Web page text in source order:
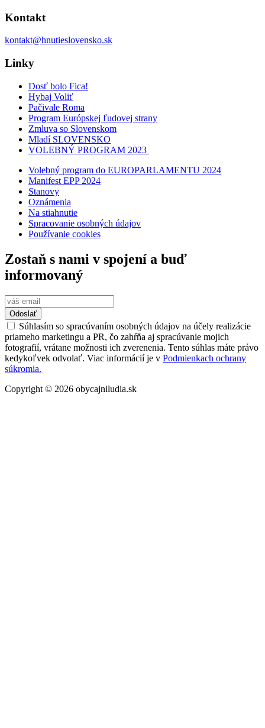
Kontakt
kontakt@hnutieslovensko.sk
Linky
Dosť bolo Fica!
Hybaj Voliť
Pačivale Roma
Program Európskej ľudovej strany
Zmluva so Slovenskom
Mladí SLOVENSKO
VOLEBNÝ PROGRAM 2023
Volebný program do EUROPARLAMENTU 2024
Manifest EPP 2024
Stanovy
Oznámenia
Na stiahnutie
Spracovanie osobných údajov
Používanie cookies
Zostaň s nami v spojení a buď
informovaný
Odoslať
Súhlasím so spracúvaním osobných údajov na účely realizácie
priameho marketingu a PR, čo zahŕňa aj spracúvanie mojich
fotografií, vrátane možnosti ich zverenenia. Tento súhlas máte právo
kedykoľvek odvolať. Viac informácií je v Podmienkach ochrany
súkromia.
Copyright © 2026 obycajniludia.sk